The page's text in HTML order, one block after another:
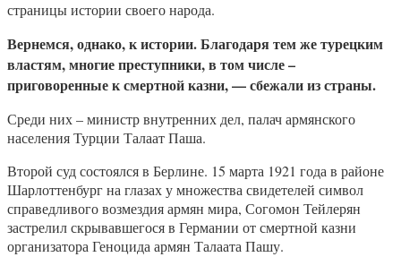
страницы истории своего народа.
Вернемся, однако, к истории. Благодаря тем же турецким
властям, многие преступники, в том числе –
приговоренные к смертной казни, — сбежали из страны.
Среди них – министр внутренних дел, палач армянского
населения Турции Талаат Паша.
Второй суд состоялся в Берлине. 15 марта 1921 года в районе
Шарлоттенбург на глазах у множества свидетелей символ
справедливого возмездия армян мира, Согомон Тейлерян
застрелил скрывавшегося в Германии от смертной казни
организатора Геноцида армян Талаата Пашу.